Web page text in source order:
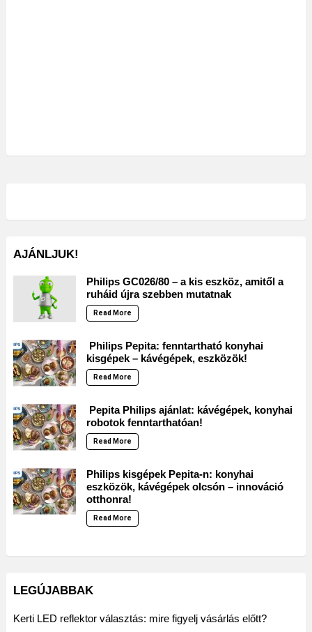
AJÁNLJUK!
Philips GC026/80 – a kis eszköz, amitől a
ruháid újra szebben mutatnak
Read More
Philips Pepita: fenntartható konyhai
kisgépek – kávégépek, eszközök!
Read More
Pepita Philips ajánlat: kávégépek, konyhai
robotok fenntarthatóan!
Read More
Philips kisgépek Pepita-n: konyhai
eszközök, kávégépek olcsón – innováció
otthonra!
Read More
LEGÚJABBAK
Kerti LED reflektor választás: mire figyelj vásárlás előtt?